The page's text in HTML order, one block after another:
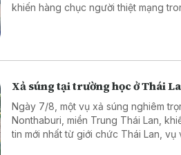
khiến hàng chục người thiệt mạng
Xả súng tại trường học ở Thái
Ngày 7/8, một vụ xả súng nghiêm
Nonthaburi, miền Trung Thái Lan,
tin mới nhất từ giới chức Thái Lan,